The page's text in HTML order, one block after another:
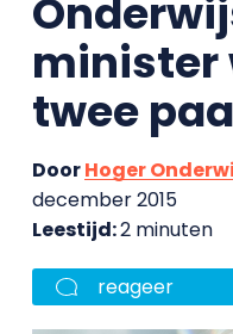
minister
twee
DoorHoger
december 2015
Leestijd:2 minuten
reageer